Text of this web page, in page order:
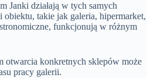
Janki działają w tych samych
obiektu, takie jak galeria, hipermarket,
funkcjonują w różnym
otwarcia konkretnych sklepów może
pracy galerii.